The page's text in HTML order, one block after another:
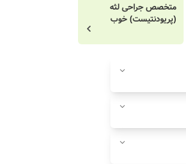
متخصص جراحی لثه
(پریودنتیست) خوب